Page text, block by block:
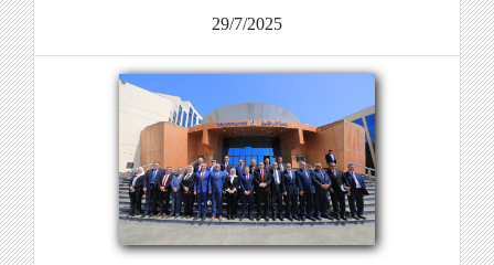
29/7/2025